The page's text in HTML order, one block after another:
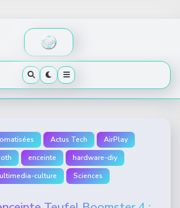
Actus Tech
AirPlay
enceinte
hardware-diy
culture
Sciences